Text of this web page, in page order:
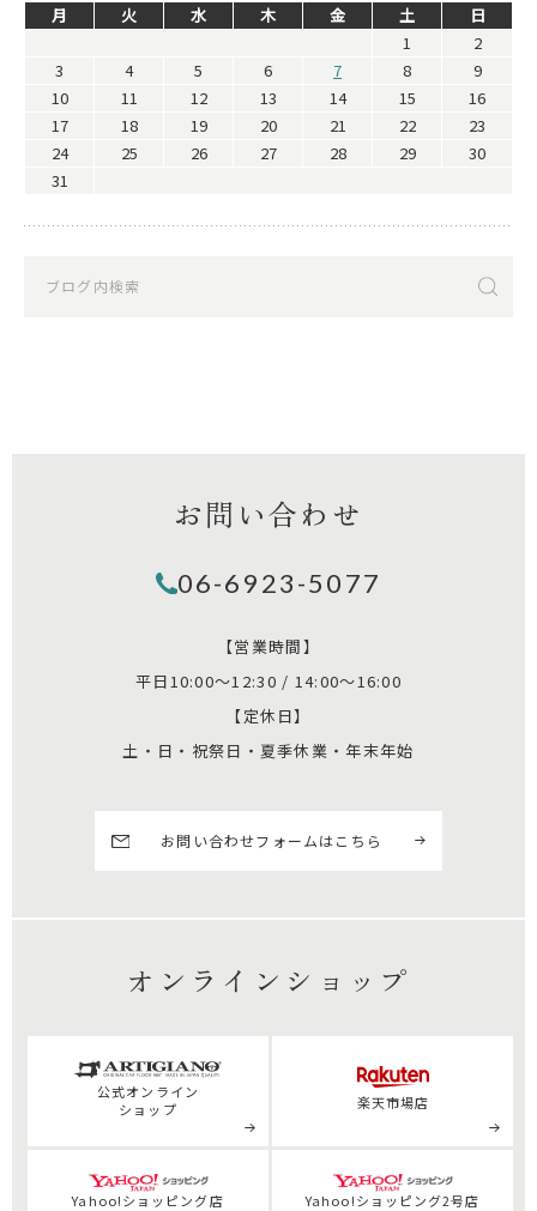
月 火 水 木 金 土
日
1
2
3
4 5 6 7 8
9
10
11 12 13 14 15
16
17
18 19 20 21 22
23
24
25 26 27 28 29
30
31
お問い合わせ
06-6923-5077
【営業時間】
平日10:00～12:30 / 14:00～16:00
【定休日】
土・日・祝祭日・夏季休業・年末年始
お問い合わせフォームはこちら
オンラインショップ
公式オンライン
ショップ
楽天市場店
Yahoo!ショッピング店 Yahoo!ショッピング2号店